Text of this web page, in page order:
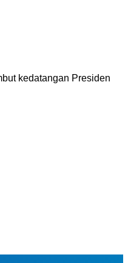
kedatangan Presiden